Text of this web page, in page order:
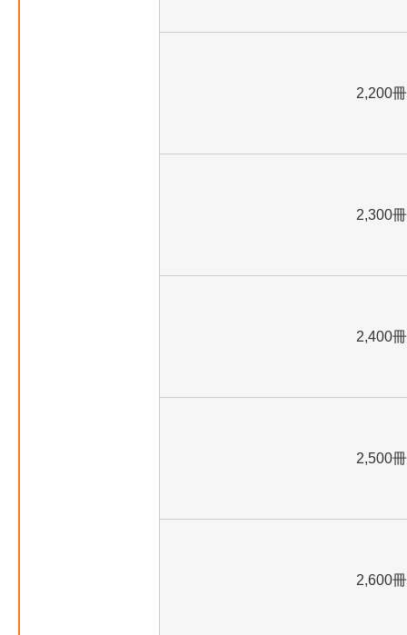
2,200冊
2,300冊
2,400冊
2,500冊
2,600冊